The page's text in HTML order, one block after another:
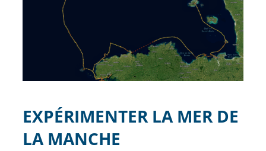
EXPÉRIMENTER LA MER DE
LA MANCHE